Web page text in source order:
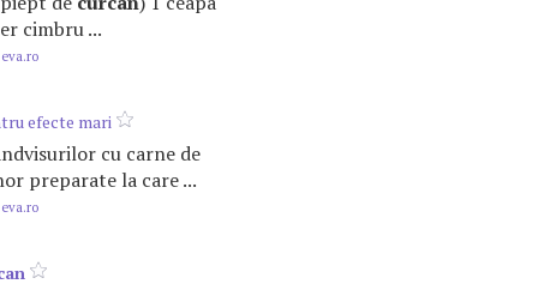
cimbru ...
efecte mari
cu carne de
preparate la care ...